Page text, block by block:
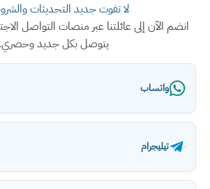
لا تفوت جديد التحديثات
انضم الآن إلى عائلتنا عبر منصات التواصل
يتوصل بكل جديد وحصري.
واتساب
تيليجرام